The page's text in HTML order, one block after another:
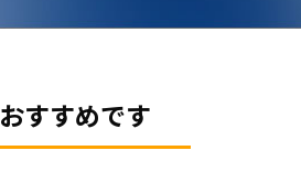
おすすめです